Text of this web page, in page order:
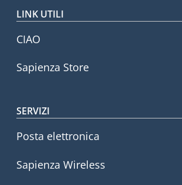
LINK UTILI
CIAO
Sapienza Store
SERVIZI
Posta elettronica
Sapienza Wireless